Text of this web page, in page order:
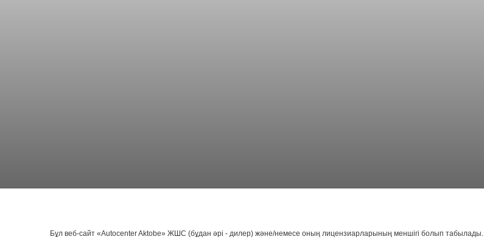
Бұл веб-сайт «Autocenter Aktobe» ЖШС (бұдан әрі - дилер) және/немесе оның лицензиарларының меншігі болып табылады.